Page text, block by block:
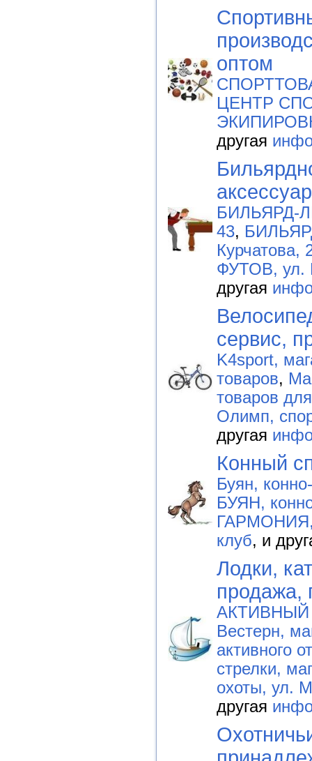
оптом
ЦЕНТР
другая
БИЛЬЯРД-
43,
Курчатова,
ФУТОВ, ул.
другая
сервис,
K4sport,
товаров,
товаров
Олимп,
другая
Конный
Буян,
БУЯН,
ГАРМОНИЯ,
клуб, и
Лодки,
продажа,
АКТИВНЫЙ
Вестерн,
активного
стрелки,
охоты, ул.
другая